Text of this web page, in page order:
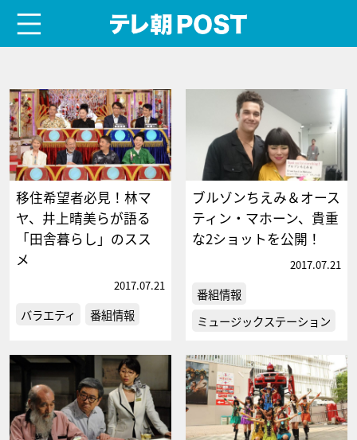
移住希望者必見！林マ
ヤ、井上晴美らが語る
「田舎暮らし」のスス
メ
2017.07.21
バラエティ 番組情報
ブルゾンちえみ＆オース
ティン・マホーン、貴重
な2ショットを公開！
2017.07.21
番組情報
ミュージックステーション